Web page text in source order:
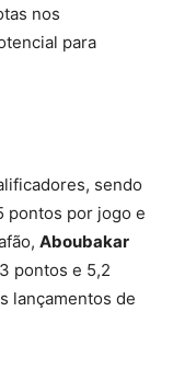
nos
para
sendo
pontos por jogo e
Aboubakar
pontos e 5,2
lançamentos de